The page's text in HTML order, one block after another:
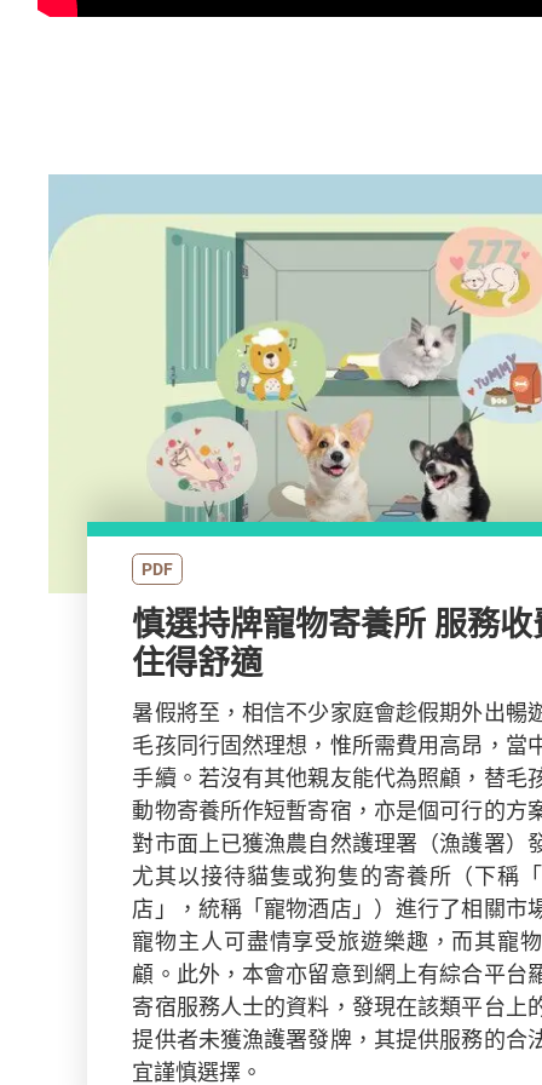
PDF
慎選持牌寵物寄養所 服務收費清晰 毛孩
住得舒適
暑假將至，相信不少家庭會趁假期外出暢
毛孩同行固然理想，惟所需費用高昂，當
手續。若沒有其他親友能代為照顧，替毛
動物寄養所作短暫寄宿，亦是個可行的方
對市面上已獲漁農自然護理署（漁護署）
尤其以接待貓隻或狗隻的寄養所（下稱
店」，統稱「寵物酒店」）進行了相關市
寵物主人可盡情享受旅遊樂趣，而其寵
顧。此外，本會亦留意到網上有綜合平台
寄宿服務人士的資料，發現在該類平台上
提供者未獲漁護署發牌，其提供服務的合
宜謹慎選擇。